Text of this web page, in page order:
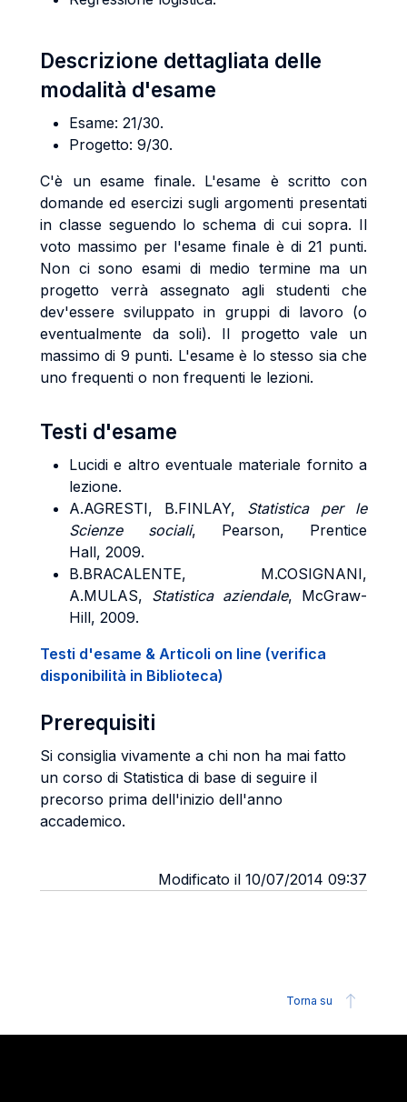
Descrizione dettagliata delle
modalità d'esame
Esame: 21/30.
Progetto: 9/30.
C'è un esame finale. L'esame è scritto con
domande ed esercizi sugli argomenti presentati
in classe seguendo lo schema di cui sopra. Il
voto massimo per l'esame finale è di 21 punti.
Non ci sono esami di medio termine ma un
progetto verrà assegnato agli studenti che
dev'essere sviluppato in gruppi di lavoro (o
eventualmente da soli). Il progetto vale un
massimo di 9 punti. L'esame è lo stesso sia che
uno frequenti o non frequenti le lezioni.
Testi d'esame
Lucidi e altro eventuale materiale fornito a
lezione.
A.AGRESTI, B.FINLAY, Statistica per le
Scienze sociali, Pearson, Prentice
Hall, 2009.
B.BRACALENTE, M.COSIGNANI,
A.MULAS, Statistica aziendale, McGraw-
Hill, 2009.
Testi d'esame & Articoli on line (verifica
disponibilità in Biblioteca)
Prerequisiti
Si consiglia vivamente a chi non ha mai fatto
un corso di Statistica di base di seguire il
precorso prima dell'inizio dell'anno
accademico.
Modificato il 10/07/2014 09:37
Torna su